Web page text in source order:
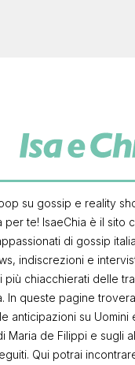
su gossip e reality
te! IsaeChia è il sito
di gossip
indiscrezioni e
chiacchierati delle
In queste pagine
anticipazioni su Uomini
Maria de Filippi e sugli
Qui potrai